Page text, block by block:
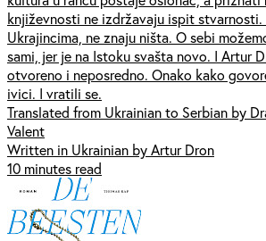
književnosti ne izdržavaju ispit stvarnosti.
Ukrajincima, ne znaju ništa. O sebi
sami, jer je na Istoku svašta novo. I Artur
otvoreno i neposredno. Onako kako
ivici. I vratili se.
Translated from Ukrainian to Serbian by
Valent
Written in Ukrainian by Artur Dron
10 minutes read